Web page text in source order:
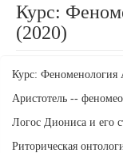
Курс:
(2020)
Курс: Феноменология
Аристотель --
Логос Диониса и его
Риторическая